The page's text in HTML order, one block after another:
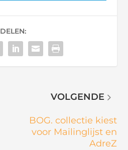
DELEN:
VOLGENDE
BOG. collectie kiest
voor Mailinglijst en
AdreZ